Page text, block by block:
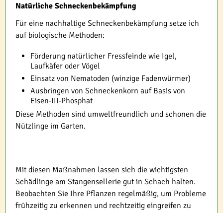
Natürliche Schneckenbekämpfung
Für eine nachhaltige Schneckenbekämpfung setze ich
auf biologische Methoden:
Förderung natürlicher Fressfeinde wie Igel,
Laufkäfer oder Vögel
Einsatz von Nematoden (winzige Fadenwürmer)
Ausbringen von Schneckenkorn auf Basis von
Eisen-III-Phosphat
Diese Methoden sind umweltfreundlich und schonen die
Nützlinge im Garten.
Mit diesen Maßnahmen lassen sich die wichtigsten
Schädlinge am Stangensellerie gut in Schach halten.
Beobachten Sie Ihre Pflanzen regelmäßig, um Probleme
frühzeitig zu erkennen und rechtzeitig eingreifen zu